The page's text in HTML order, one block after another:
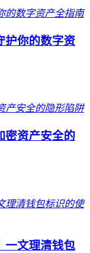
护你的数字资
密资产安全的
一文理清钱包